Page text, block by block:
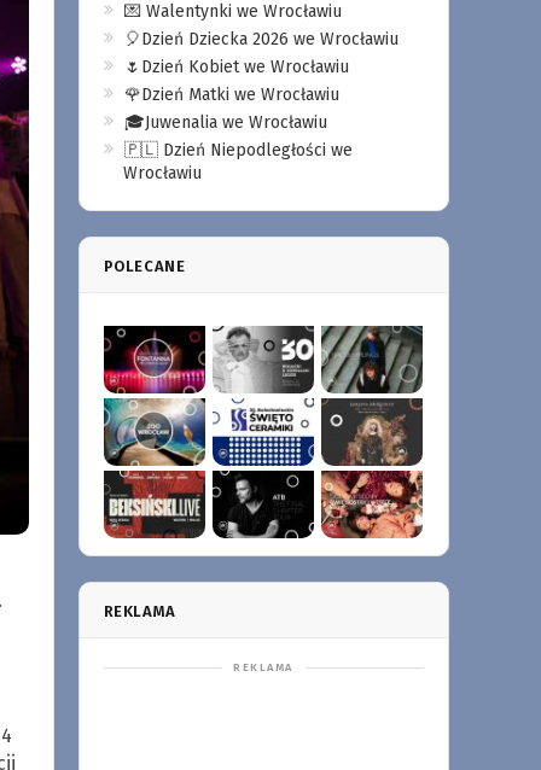
💌 Walentynki we Wrocławiu
🎈Dzień Dziecka 2026 we Wrocławiu
🌷Dzień Kobiet we Wrocławiu
🌹Dzień Matki we Wrocławiu
🎓Juwenalia we Wrocławiu
🇵🇱 Dzień Niepodległości we
Wrocławiu
POLECANE
REKLAMA